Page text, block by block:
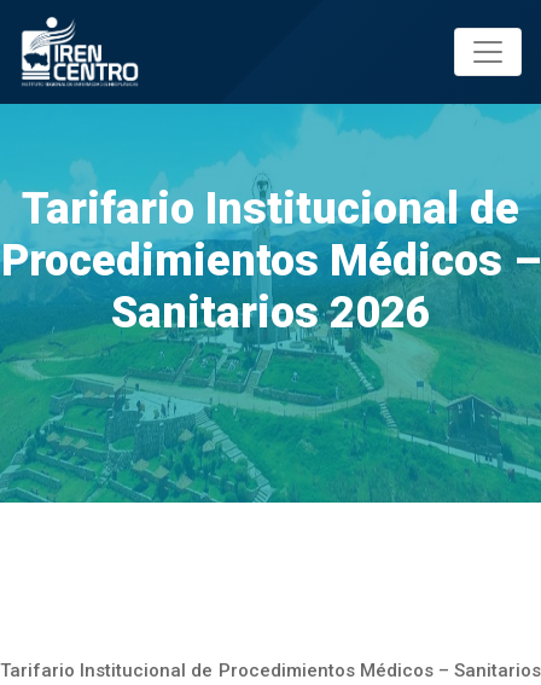
Prueba
Tarifario Institucional de
Procedimientos Médicos –
Sanitarios 2026
Tarifario Institucional de Procedimientos Médicos – Sanitarios